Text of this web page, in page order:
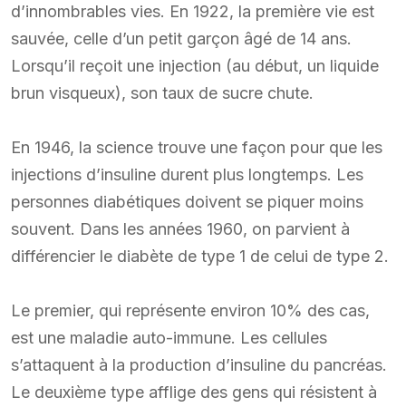
d’innombrables vies. En 1922, la première vie est
sauvée, celle d’un petit garçon âgé de 14 ans.
Lorsqu’il reçoit une injection (au début, un liquide
brun visqueux), son taux de sucre chute.
En 1946, la science trouve une façon pour que les
injections d’insuline durent plus longtemps. Les
personnes diabétiques doivent se piquer moins
souvent. Dans les années 1960, on parvient à
différencier le diabète de type 1 de celui de type 2.
Le premier, qui représente environ 10% des cas,
est une maladie auto-immune. Les cellules
s’attaquent à la production d’insuline du pancréas.
Le deuxième type afflige des gens qui résistent à